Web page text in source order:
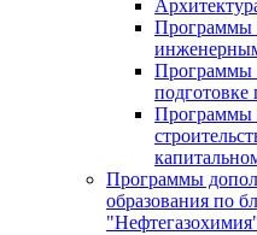
Программы
Программы
подготовке
Программы
Программы
образования по